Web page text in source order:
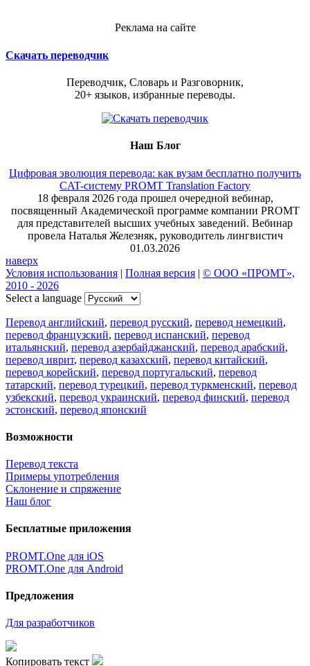
Реклама на сайте
Скачать переводчик
Переводчик, Словарь и Разговорник,
20+ языков, избранные переводы.
Наш Блог
Цифровая эволюция перевода: как вузам бесплатно получить
CAT-систему PROMT Translation Factory
18 февраля 2026 года прошел очередной вебинар,
посвященный Академической программе компании PROMT
для представителей высших учебных заведений. Вебинар
провела Наталья Железняк, руководитель лингвистич
01.03.2026
наверх
Условия использования | Полная версия | © ООО «ПРОМТ»,
2010 - 2026
Select a language
Перевод английский, перевод русский, перевод немецкий,
перевод французский, перевод испанский, перевод
итальянский, перевод азербайджанский, перевод арабский,
перевод иврит, перевод казахский, перевод китайский,
перевод корейский, перевод португальский, перевод
татарский, перевод турецкий, перевод туркменский, перевод
узбекский, перевод украинский, перевод финский, перевод
эстонский, перевод японский
Возможности
Перевод текста
Примеры употребления
Склонение и спряжение
Наш блог
Бесплатные приложения
PROMT.One для iOS
PROMT.One для Android
Предложения
Для разработчиков
Копировать текст